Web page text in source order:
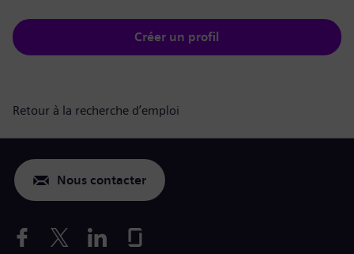
Créer un profil
Retour à la recherche d’emploi
Nous contacter